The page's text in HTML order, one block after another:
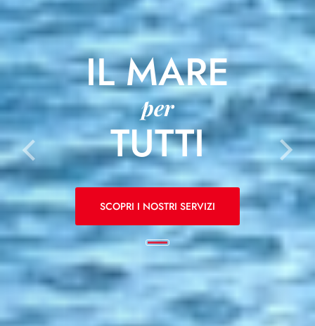
IL MARE
per
TUTTI
SCOPRI I NOSTRI SERVIZI